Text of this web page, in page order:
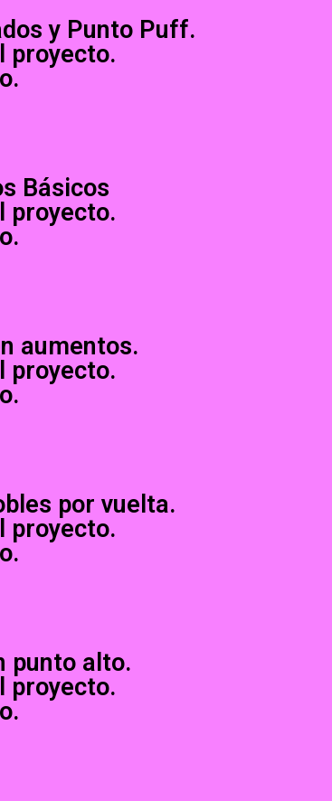
y Punto Puff.
proyecto.
Básicos
proyecto.
aumentos.
proyecto.
por vuelta.
proyecto.
punto alto.
proyecto.